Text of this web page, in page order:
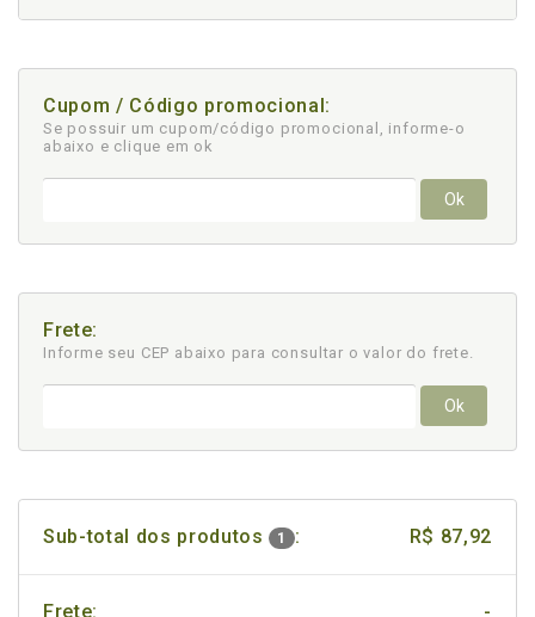
Cupom / Código promocional:
Se possuir um cupom/código promocional, informe-o
abaixo e clique em ok
Ok
Frete:
Informe seu CEP abaixo para consultar o valor do frete.
Ok
Sub-total dos produtos 1 : R$ 87,92
Frete: -